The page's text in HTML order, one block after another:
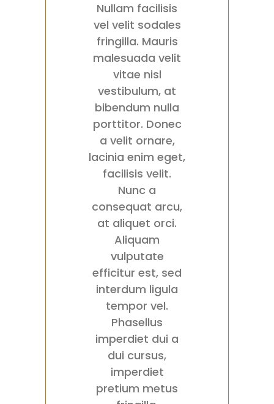
Nullam facilisis
vel velit sodales
fringilla. Mauris
malesuada velit
vitae nisl
vestibulum, at
bibendum nulla
porttitor. Donec
a velit ornare,
lacinia enim eget,
facilisis velit.
Nunc a
consequat arcu,
at aliquet orci.
Aliquam
vulputate
efficitur est, sed
interdum ligula
tempor vel.
Phasellus
imperdiet dui a
dui cursus,
imperdiet
pretium metus